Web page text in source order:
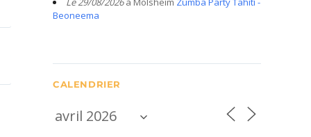
Beoneema
CALENDRIER